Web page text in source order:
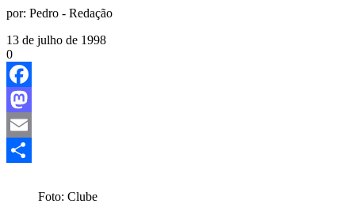
por: Pedro - Redação
13 de julho de 1998
0
Facebook
Mastodon
Email
Foto: Clube